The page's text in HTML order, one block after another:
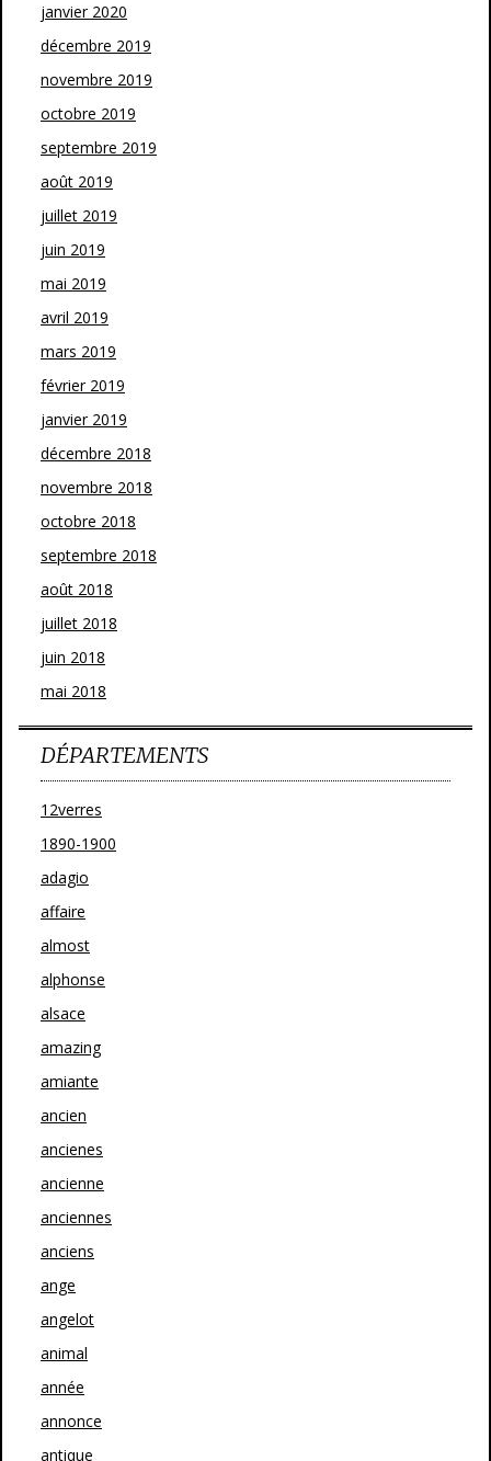
janvier 2020
décembre 2019
novembre 2019
octobre 2019
septembre 2019
août 2019
juillet 2019
juin 2019
mai 2019
avril 2019
mars 2019
février 2019
janvier 2019
décembre 2018
novembre 2018
octobre 2018
septembre 2018
août 2018
juillet 2018
juin 2018
mai 2018
DÉPARTEMENTS
12verres
1890-1900
adagio
affaire
almost
alphonse
alsace
amazing
amiante
ancien
ancienes
ancienne
anciennes
anciens
ange
angelot
animal
année
annonce
antique